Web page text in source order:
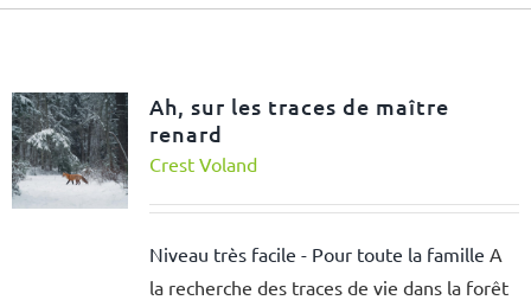
Ah, sur les traces de maître
renard
Crest Voland
Niveau très facile - Pour toute la famille A
la recherche des traces de vie dans la forêt